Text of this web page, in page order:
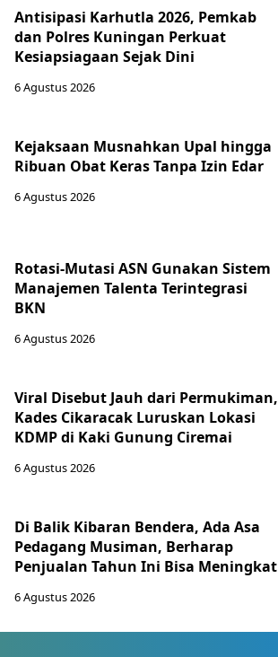
Antisipasi Karhutla 2026, Pemkab
dan Polres Kuningan Perkuat
Kesiapsiagaan Sejak Dini
6 Agustus 2026
Kejaksaan Musnahkan Upal hingga
Ribuan Obat Keras Tanpa Izin Edar
6 Agustus 2026
Rotasi-Mutasi ASN Gunakan Sistem
Manajemen Talenta Terintegrasi
BKN
6 Agustus 2026
Viral Disebut Jauh dari Permukiman,
Kades Cikaracak Luruskan Lokasi
KDMP di Kaki Gunung Ciremai
6 Agustus 2026
Di Balik Kibaran Bendera, Ada Asa
Pedagang Musiman, Berharap
Penjualan Tahun Ini Bisa Meningkat
6 Agustus 2026